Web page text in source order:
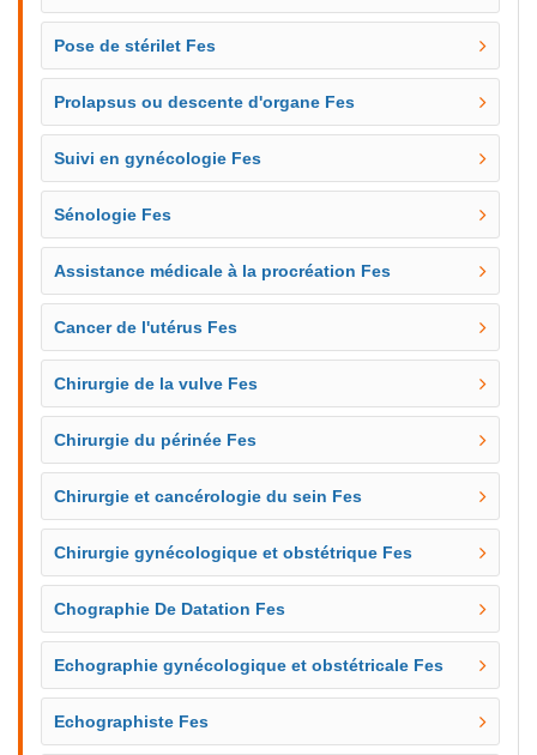
Pose de stérilet Fes
Prolapsus ou descente d'organe Fes
Suivi en gynécologie Fes
Sénologie Fes
Assistance médicale à la procréation Fes
Cancer de l'utérus Fes
Chirurgie de la vulve Fes
Chirurgie du périnée Fes
Chirurgie et cancérologie du sein Fes
Chirurgie gynécologique et obstétrique Fes
Chographie De Datation Fes
Echographie gynécologique et obstétricale Fes
Echographiste Fes